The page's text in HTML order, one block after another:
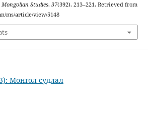
Mongolian Studies, 37(392), 213–221. Retrieved from
ms/article/view/5148
Монгол судлал